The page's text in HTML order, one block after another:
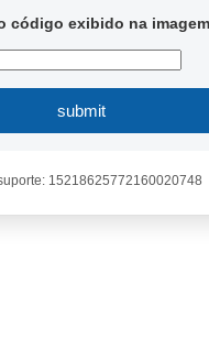
código exibido na
submit
15218625772160020748